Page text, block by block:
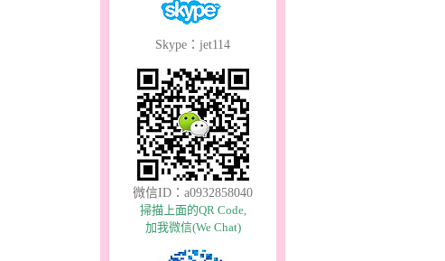
Skype：jet114
微信ID：a0932858040
掃描上面的QR Code,
加我微信(We Chat)